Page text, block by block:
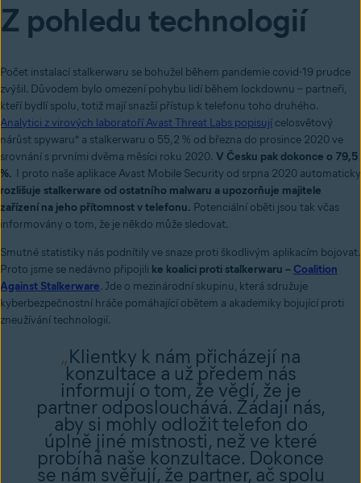
Z pohledu technologií
Počet instalací stalkerwaru se bohužel během pandemie covid-19 prudce
zvýšil. Důvodem bylo omezení pohybu lidí během lockdownu – partneři,
kteří bydlí spolu, totiž mají snazší přístup k telefonu toho druhého.
Analytici z virových laboratoří Avast Threat Labs popisují celosvětový
nárůst spywaru* a stalkerwaru o 55,2 % od března do prosince 2020 ve
srovnání s prvními dvěma měsíci roku 2020. V Česku pak dokonce o 79,5
%. I proto naše aplikace Avast Mobile Security od srpna 2020 automaticky
rozlišuje stalkerware od ostatního malwaru a upozorňuje majitele
zařízení na jeho přítomnost v telefonu. Potenciální oběti jsou tak včas
informovány o tom, že je někdo může sledovat.
Smutné statistiky nás podnítily ve snaze proti škodlivým aplikacím bojovat.
Proto jsme se nedávno připojili ke koalici proti stalkerwaru – Coalition
Against Stalkerware. Jde o mezinárodní skupinu, která sdružuje
kyberbezpečnostní hráče pomáhající obětem a akademiky bojující proti
zneužívání technologií.
„Klientky k nám přicházejí na
konzultace a už předem nás
informují o tom, že vědí, že je
partner odposlouchává. Žádají nás,
aby si mohly odložit telefon do
úplně jiné místnosti, než ve které
probíhá naše konzultace. Dokonce
se nám svěřují, že partner, ač spolu